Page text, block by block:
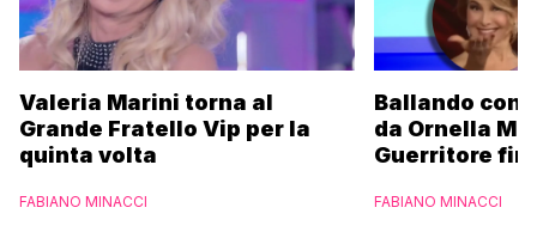
Valeria Marini torna al
Grande Fratello Vip per la
quinta volta
FABIANO MINACCI
Ballando con
da Ornella
Guerritore
l’esclusiva di
FABIANO MINACCI